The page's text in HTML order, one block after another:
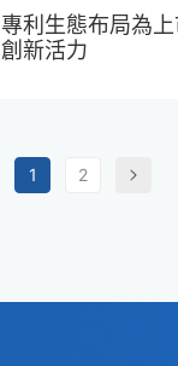
專利生態布局為
創新活力
1 2